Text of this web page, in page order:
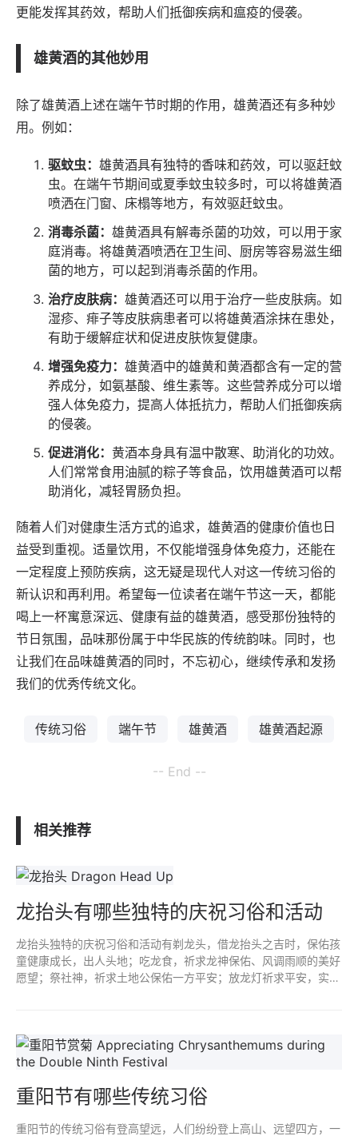
更能发挥其药效，帮助人们抵御疾病和瘟疫的侵袭。
雄黄酒的其他妙用
除了雄黄酒上述在端午节时期的作用，雄黄酒还有多种妙
用。例如：
驱蚊虫： 雄黄酒具有独特的香味和药效，可以驱赶蚊
虫。在端午节期间或夏季蚊虫较多时，可以将雄黄酒
喷洒在门窗、床榻等地方，有效驱赶蚊虫。
消毒杀菌： 雄黄酒具有解毒杀菌的功效，可以用于家
庭消毒。将雄黄酒喷洒在卫生间、厨房等容易滋生细
菌的地方，可以起到消毒杀菌的作用。
治疗皮肤病： 雄黄酒还可以用于治疗一些皮肤病。如
湿疹、痱子等皮肤病患者可以将雄黄酒涂抹在患处，
有助于缓解症状和促进皮肤恢复健康。
增强免疫力： 雄黄酒中的雄黄和黄酒都含有一定的营
养成分，如氨基酸、维生素等。这些营养成分可以增
强人体免疫力，提高人体抵抗力，帮助人们抵御疾病
的侵袭。
促进消化： 黄酒本身具有温中散寒、助消化的功效。
人们常常食用油腻的粽子等食品，饮用雄黄酒可以帮
助消化，减轻胃肠负担。
随着人们对健康生活方式的追求，雄黄酒的健康价值也日
益受到重视。适量饮用，不仅能增强身体免疫力，还能在
一定程度上预防疾病，这无疑是现代人对这一传统习俗的
新认识和再利用。希望每一位读者在端午节这一天，都能
喝上一杯寓意深远、健康有益的雄黄酒，感受那份独特的
节日氛围，品味那份属于中华民族的传统韵味。同时，也
让我们在品味雄黄酒的同时，不忘初心，继续传承和发扬
我们的优秀传统文化。
传统习俗 端午节 雄黄酒 雄黄酒起源
-- End --
相关推荐
龙抬头有哪些独特的庆祝习俗和活动
龙抬头独特的庆祝习俗和活动有剃龙头，借龙抬头之吉时，保佑孩
童健康成长，出人头地；吃龙食，祈求龙神保佑、风调雨顺的美好
愿望；祭社神，祈求土地公保佑一方平安；放龙灯祈求平安，实现
重阳节有哪些传统习俗
重阳节的传统习俗有登高望远，人们纷纷登上高山、远望四方，一